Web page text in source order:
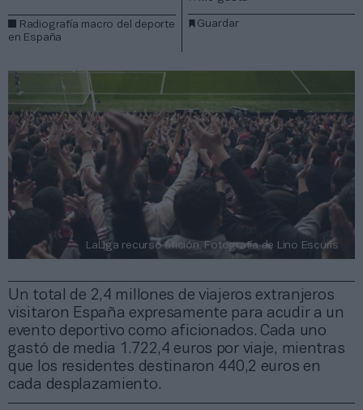
Un total de 2,4 millones de viajeros extranjeros
visitaron España expresamente para acudir a un
evento deportivo como aficionados. Cada uno
gastó de media 1.722,4 euros por viaje, mientras
que los residentes destinaron 440,2 euros en
cada desplazamiento.
LaLiga recurso afición. Fotografía de Lino Escuris
Radiografía macro del deporte
en España
Guardar